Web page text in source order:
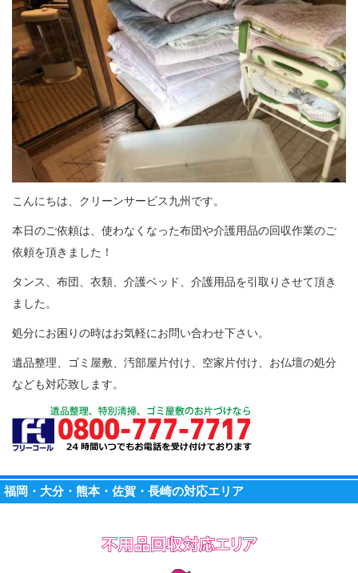
こんにちは、クリーンサービス九州です。
本日のご依頼は、使わなくなった布団や介護用品の回収作業のご
依頼を頂きました！
タンス、布団、衣類、介護ベッド、介護用品を引取りさせて頂き
ました。
処分にお困りの時はお気軽にお問い合わせ下さい。
遺品整理、ゴミ屋敷、汚部屋片付け、空家片付け、お仏壇の処分
なども対応致します。
福岡・大分・熊本・佐賀・長崎の対応エリア